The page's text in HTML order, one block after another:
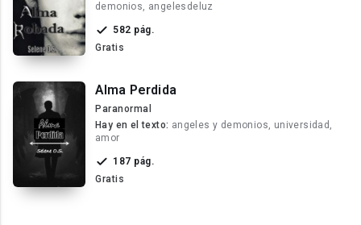
demonios, angelesdeluz
582 pág.
Gratis
Alma Perdida
Paranormal
Hay en el texto: angeles y demonios, universidad,
amor
187 pág.
Gratis